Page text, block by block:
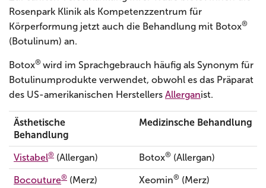
Rosenpark Klinik als Kompetenzzentrum für
Körperformung jetzt auch die Behandlung mit Botox®
(Botulinum) an.
Botox® wird im Sprachgebrauch häufig als Synonym für
Botulinumprodukte verwendet, obwohl es das Präparat
des US-amerikanischen Herstellers Allerganist.
Ästhetische
Behandlung
Medizinsche Behandlung
Vistabel® (Allergan) Botox® (Allergan)
Bocouture® (Merz) Xeomin® (Merz)